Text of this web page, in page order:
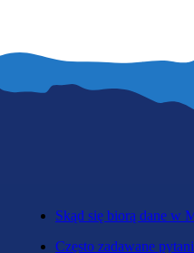
Skąd się biorą dane w
Często zadawane